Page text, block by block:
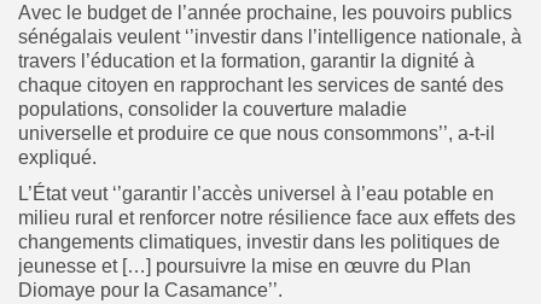
Avec le budget de l’année prochaine, les pouvoirs publics
sénégalais veulent ‘’investir dans l’intelligence nationale, à
travers l’éducation et la formation, garantir la dignité à
chaque citoyen en rapprochant les services de santé des
populations, consolider la couverture maladie
universelle et produire ce que nous consommons’’, a-t-il
expliqué.
L’État veut ‘’garantir l’accès universel à l’eau potable en
milieu rural et renforcer notre résilience face aux effets des
changements climatiques, investir dans les politiques de
jeunesse et […] poursuivre la mise en œuvre du Plan
Diomaye pour la Casamance’’.